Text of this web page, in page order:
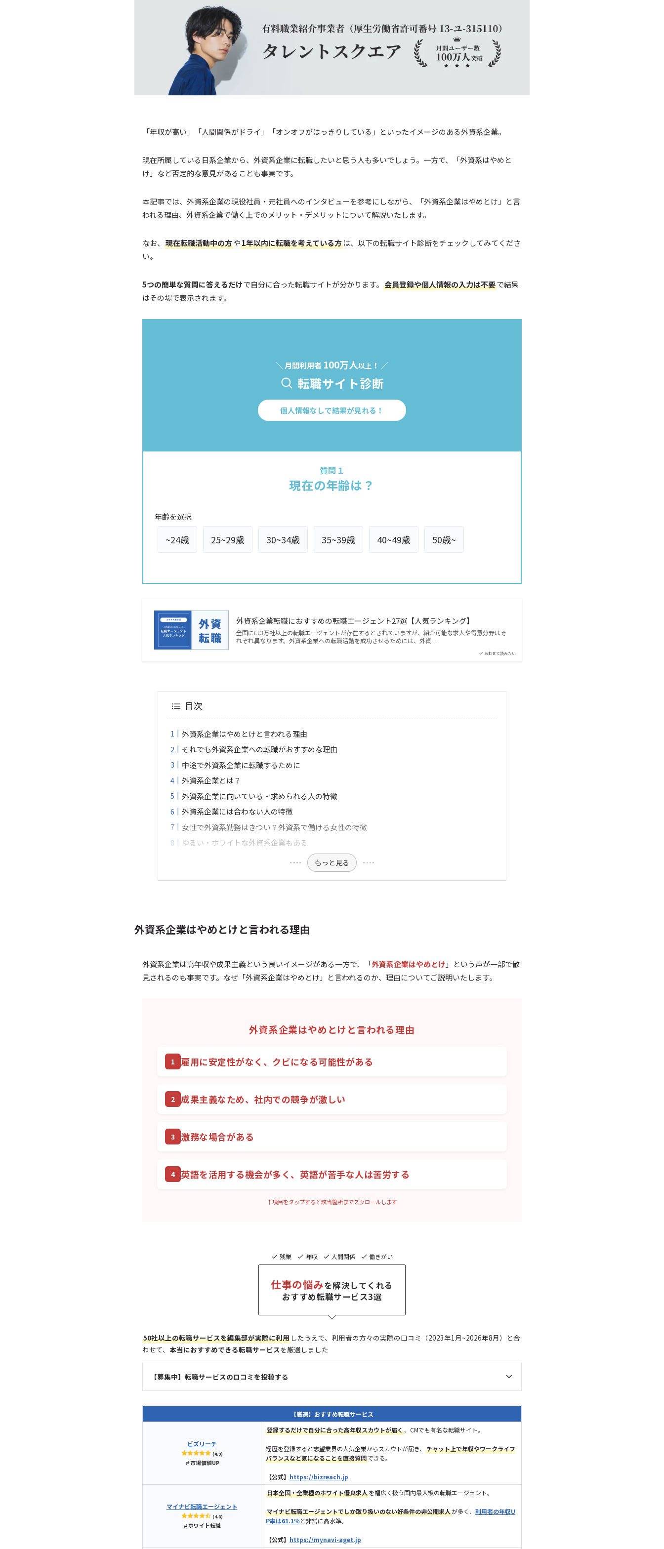
「年収が高い」「人間関係がドライ」「オンオフがはっきりしている」といったイメージのある外資系企業。
現在所属している日系企業から、外資系企業に転職したいと思う人も多いでしょう。一方で、「外資系はやめと
け」など否定的な意見があることも事実です。
本記事では、外資系企業の現役社員・元社員へのインタビューを参考にしながら、「外資系企業はやめとけ」と言
われる理由、外資系企業で働く上でのメリット・デメリットについて解説いたします。
なお、 現在転職活動中の方や1年以内に転職を考えている方は、以下の転職サイト診断をチェックしてみてくださ
い。
5つの簡単な質問に答えるだけで自分に合った転職サイトが分かります。 会員登録や個人情報の入力は不要で結果
はその場で表示されます。
＼ 月間利用者 100万人以上 ！ ／
転職サイト診断
個人情報なしで結果が見れる！
質問１
現在の年齢は？
年齢を選択
~24歳 25~29歳 30~34歳 35~39歳 40~49歳 50歳~
あわせて読みたい
外資系企業転職におすすめの転職エージェント27選【人気ランキング】
全国には3万社以上の転職エージェントが存在するとされていますが、紹介可能な求人や得意分野はそ
れぞれ異なります。外資系企業への転職活動を成功させるためには、外資…
目次
外資系企業はやめとけと言われる理由
それでも外資系企業への転職がおすすめな理由
中途で外資系企業に転職するために
外資系企業とは？
外資系企業に向いている・求められる人の特徴
外資系企業には合わない人の特徴
女性で外資系勤務はきつい？外資系で働ける女性の特徴
ゆるい・ホワイトな外資系企業もある
もっと見る
外資系企業はやめとけと言われる理由
外資系企業は高年収や成果主義という良いイメージがある一方で、「外資系企業はやめとけ 」という声が一部で散
見されるのも事実です。なぜ「外資系企業はやめとけ」と言われるのか、理由についてご説明いたします。
外資系企業はやめとけと言われる理由
雇用に安定性がなく、クビになる可能性がある
成果主義なため、社内での競争が激しい
激務な場合がある
英語を活用する機会が多く、英語が苦手な人は苦労する
↑項目をタップすると該当箇所までスクロールします
残業 年収 人間関係 働きがい
仕事の悩みを解決してくれる
おすすめ転職サービス3選
50社以上の転職サービスを編集部が実際に利用 したうえで、利用者の方々の実際の口コミ（2023年1月~2026年8月）と合
わせて、 本当におすすめできる転職サービスを厳選しました
【募集中】転職サービスの口コミを投稿する
【厳選】おすすめ転職サービス
ビズリーチ
(4.9)
＃市場価値UP
登録するだけで自分に合った高年収スカウトが届く、CMでも有名な転職サイト。
経歴を登録すると志望業界の人気企業からスカウトが届き、
チャット上で年収やワークライフ
バランスなど気になることを直接質問できる。
【公式】 https://bizreach.jp
マイナビ転職エージェント
(4.8)
＃ホワイト転職
日本全国・全業種のホワイト優良求人を幅広く扱う国内最大級の転職エージェント。
マイナビ転職エージェントでしか取り扱いのない好条件の非公開求人が多く、 利用者の年収U
P率は61.1％と非常に高水準。
【公式】 https://mynavi-aget.jp